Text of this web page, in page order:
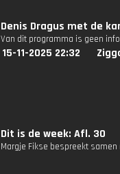
Denis Dragus met de
Van dit programma is geen
15-11-2025 22:32
Dit is de week: Afl. 30
Margje Fikse bespreekt